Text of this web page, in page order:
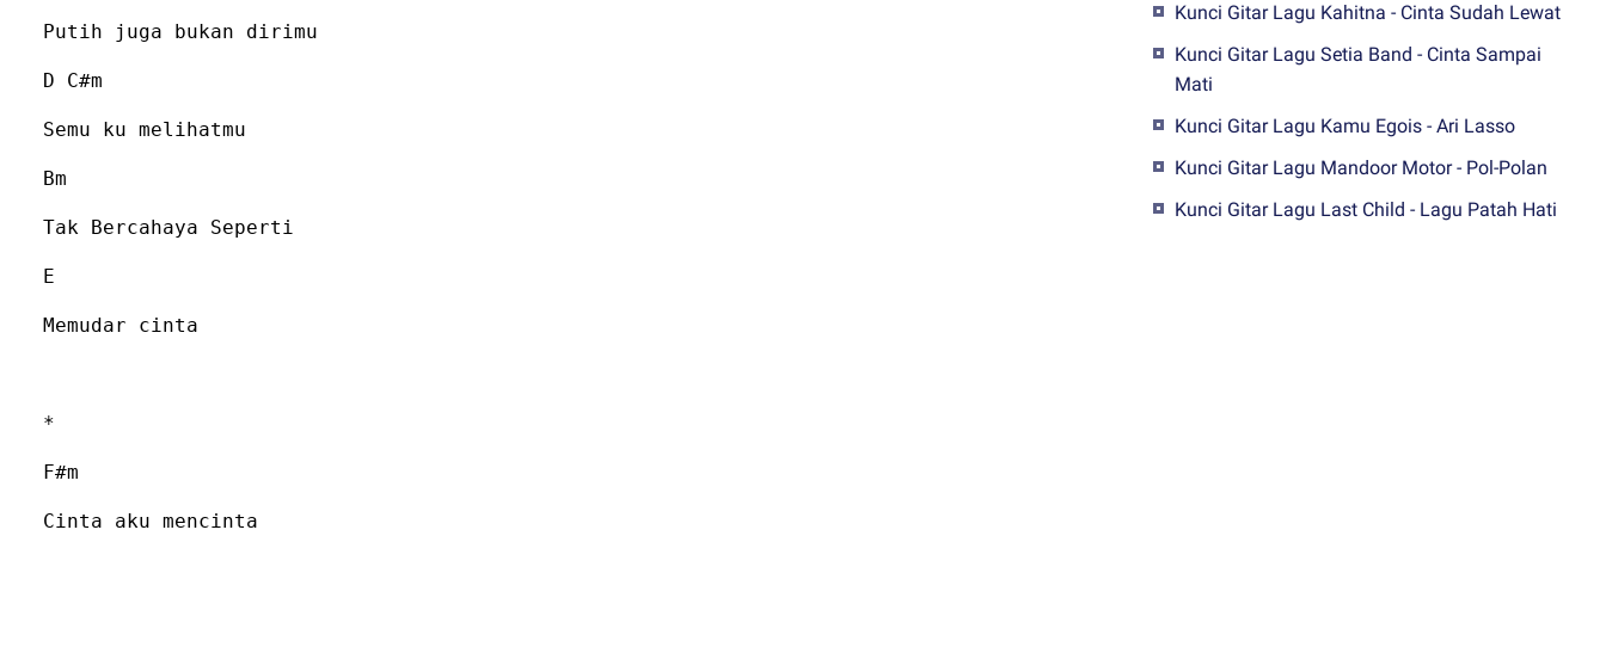
Putih juga bukan dirimu
D C#m
Semu ku melihatmu
Bm
Tak Bercahaya Seperti
E
Memudar cinta
*
F#m
Cinta aku mencinta
Kunci Gitar Lagu Kahitna - Cinta Sudah Lewat
Kunci Gitar Lagu Setia Band - Cinta Sampai
Mati
Kunci Gitar Lagu Kamu Egois - Ari Lasso
Kunci Gitar Lagu Mandoor Motor - Pol-Polan
Kunci Gitar Lagu Last Child - Lagu Patah Hati